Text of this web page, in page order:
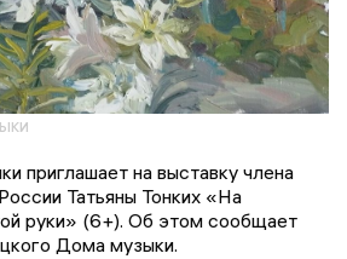
приглашает на выставку члена
Татьяны Тонких «На
руки» (6+). Об этом сообщает
Дома музыки.